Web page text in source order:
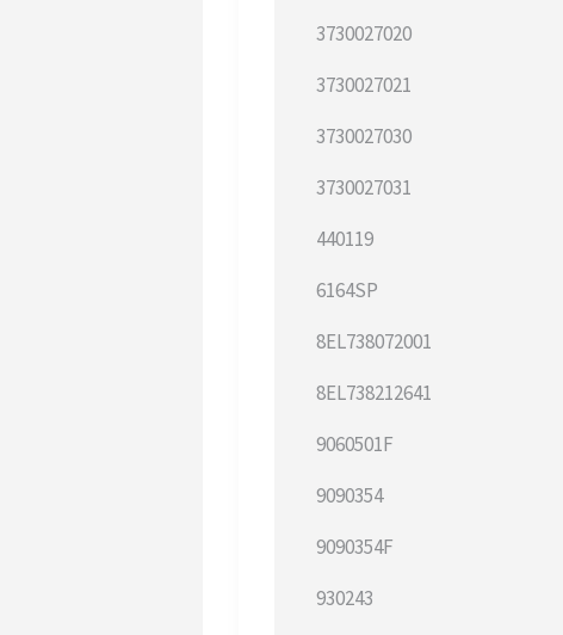
3730027020
3730027021
3730027030
3730027031
440119
6164SP
8EL738072001
8EL738212641
9060501F
9090354
9090354F
930243